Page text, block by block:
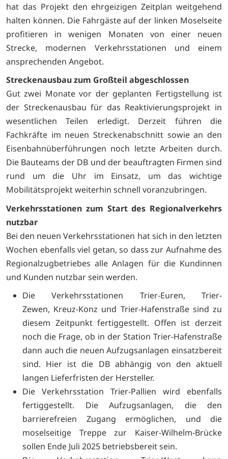
hat das Projekt den ehrgeizigen Zeitplan weitgehend
halten können. Die Fahrgäste auf der linken Moselseite
profitieren in wenigen Monaten von einer neuen
Strecke, modernen Verkehrsstationen und einem
ansprechenden Angebot.
Streckenausbau zum Großteil abgeschlossen
Gut zwei Monate vor der geplanten Fertigstellung ist
der Streckenausbau für das Reaktivierungsprojekt in
wesentlichen Teilen erledigt. Derzeit führen die
Fachkräfte im neuen Streckenabschnitt sowie an den
Eisenbahnüberführungen noch letzte Arbeiten durch.
Die Bauteams der DB und der beauftragten Firmen sind
rund um die Uhr im Einsatz, um das wichtige
Mobilitätsprojekt weiterhin schnell voranzubringen.
Verkehrsstationen zum Start des Regionalverkehrs
nutzbar
Bei den neuen Verkehrsstationen hat sich in den letzten
Wochen ebenfalls viel getan, so dass zur Aufnahme des
Regionalzugbetriebes alle Anlagen für die Kundinnen
und Kunden nutzbar sein werden.
Die Verkehrsstationen Trier-Euren, Trier-
Zewen, Kreuz-Konz und Trier-Hafenstraße sind zu
diesem Zeitpunkt fertiggestellt. Offen ist derzeit
noch die Frage, ob in der Station Trier-Hafenstraße
dann auch die neuen Aufzugsanlagen einsatzbereit
sind. Hier ist die DB abhängig von den aktuell
langen Lieferfristen der Hersteller.
Die Verkehrsstation Trier-Pallien wird ebenfalls
fertiggestellt. Die Aufzugsanlagen, die den
barrierefreien Zugang ermöglichen, und die
moselseitige Treppe zur Kaiser-Wilhelm-Brücke
sollen Ende Juli 2025 betriebsbereit sein.